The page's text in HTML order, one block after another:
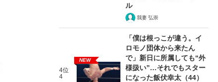
ル
我妻 弘崇
4位
4
NEW
「僕は根っこが違う。イ
ロモノ団体から来たん
で」新日に所属しても“外
様扱い”…それでもスター
になった飯伏幸太（44）